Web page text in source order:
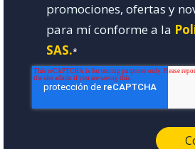
promociones, ofertas y
para mí conforme a la
SAS.*